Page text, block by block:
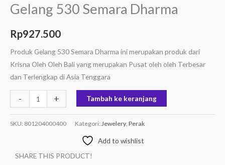
Gelang 530 Semara Dharma
Rp927.500
Produk Gelang 530 Semara Dharma ini merupakan produk dari
Krisna Oleh Oleh Bali yang merupakan Pusat oleh oleh Terbesar
dan Terlengkap di Asia Tenggara
- + Tambah ke keranjang
SKU: 801204000400 Kategori: Jewelery Perak
Add to wishlist
SHARE THIS PRODUCT!